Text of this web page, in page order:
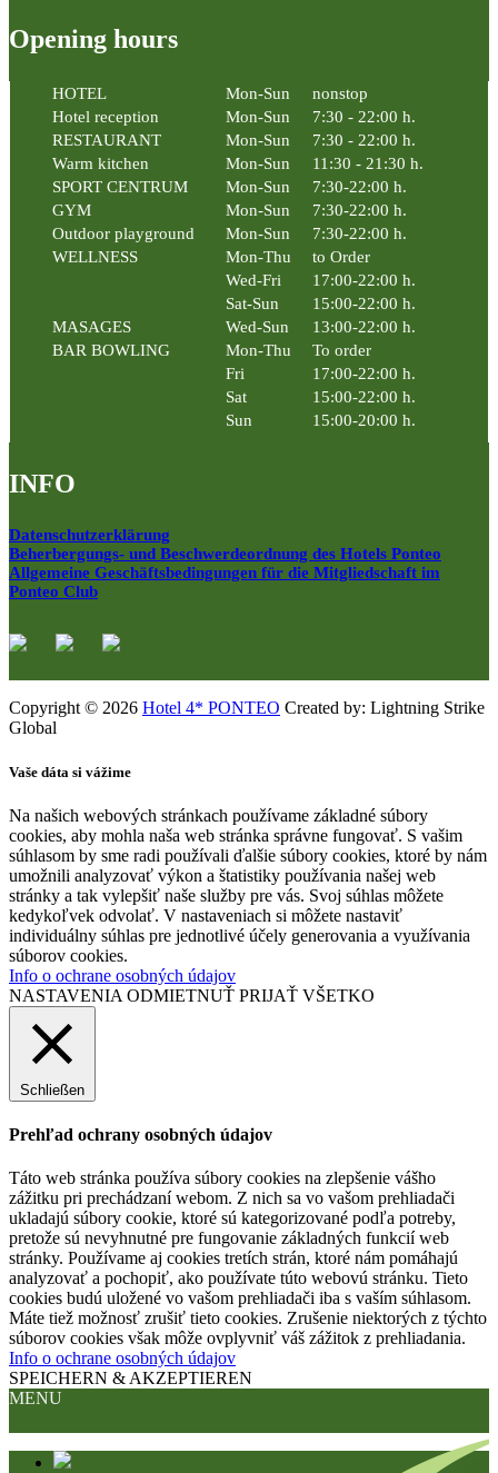
Opening hours
HOTEL Mon-Sun
nonstop
Hotel reception
Mon-Sun
7:30 - 22:00 h.
RESTAURANT
Mon-Sun
7:30 - 22:00 h.
Warm kitchen
Mon-Sun
11:30 - 21:30 h.
SPORT CENTRUM
Mon-Sun
7:30-22:00 h.
GYM
Mon-Sun
7:30-22:00 h.
Outdoor playground
Mon-Sun
7:30-22:00 h.
WELLNESS
Mon-Thu
to Order
Wed-Fri
17:00-22:00 h.
Sat-Sun
15:00-22:00 h.
MASAGES
Wed-Sun
13:00-22:00 h.
BAR BOWLING
Mon-Thu
To order
Fri
17:00-22:00 h.
Sat
15:00-22:00 h.
Sun
15:00-20:00 h.
INFO
Datenschutzerklärung
Beherbergungs- und Beschwerdeordnung des Hotels Ponteo
Allgemeine Geschäftsbedingungen für die Mitgliedschaft im
Ponteo Club
Copyright © 2026 Hotel 4* PONTEO Created by: Lightning Strike
Global
Vaše dáta si vážime
Na našich webových stránkach používame základné súbory
cookies, aby mohla naša web stránka správne fungovať. S vašim
súhlasom by sme radi používali ďalšie súbory cookies, ktoré by nám
umožnili analyzovať výkon a štatistiky používania našej web
stránky a tak vylepšiť naše služby pre vás. Svoj súhlas môžete
kedykoľvek odvolať. V nastaveniach si môžete nastaviť
individuálny súhlas pre jednotlivé účely generovania a využívania
súborov cookies.
Info o ochrane osobných údajov
NASTAVENIA ODMIETNUŤ PRIJAŤ VŠETKO
Schließen
Prehľad ochrany osobných údajov
Táto web stránka používa súbory cookies na zlepšenie vášho
zážitku pri prechádzaní webom. Z nich sa vo vašom prehliadači
ukladajú súbory cookie, ktoré sú kategorizované podľa potreby,
pretože sú nevyhnutné pre fungovanie základných funkcií web
stránky. Používame aj cookies tretích strán, ktoré nám pomáhajú
analyzovať a pochopiť, ako používate túto webovú stránku. Tieto
cookies budú uložené vo vašom prehliadači iba s vaším súhlasom.
Máte tiež možnosť zrušiť tieto cookies. Zrušenie niektorých z týchto
súborov cookies však môže ovplyvniť váš zážitok z prehliadania.
Info o ochrane osobných údajov
SPEICHERN & AKZEPTIEREN
MENU